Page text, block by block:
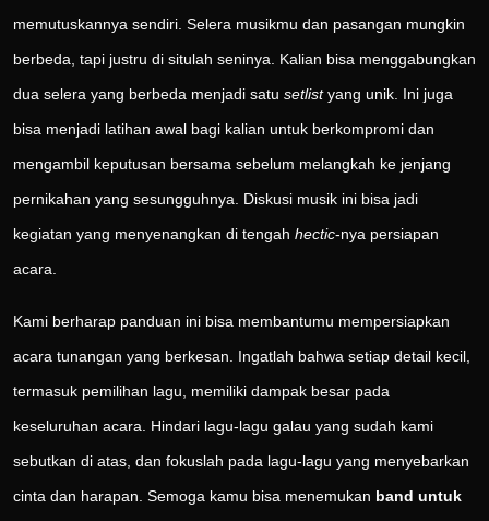
memutuskannya sendiri. Selera musikmu dan pasangan mungkin
berbeda, tapi justru di situlah seninya. Kalian bisa menggabungkan
dua selera yang berbeda menjadi satu setlistyang unik. Ini juga
bisa menjadi latihan awal bagi kalian untuk berkompromi dan
mengambil keputusan bersama sebelum melangkah ke jenjang
pernikahan yang sesungguhnya. Diskusi musik ini bisa jadi
kegiatan yang menyenangkan di tengah hectic-nya persiapan
acara.
Kami berharap panduan ini bisa membantumu mempersiapkan
acara tunangan yang berkesan. Ingatlah bahwa setiap detail kecil,
termasuk pemilihan lagu, memiliki dampak besar pada
keseluruhan acara. Hindari lagu-lagu galau yang sudah kami
sebutkan di atas, dan fokuslah pada lagu-lagu yang menyebarkan
cinta dan harapan. Semoga kamu bisa menemukan band untuk